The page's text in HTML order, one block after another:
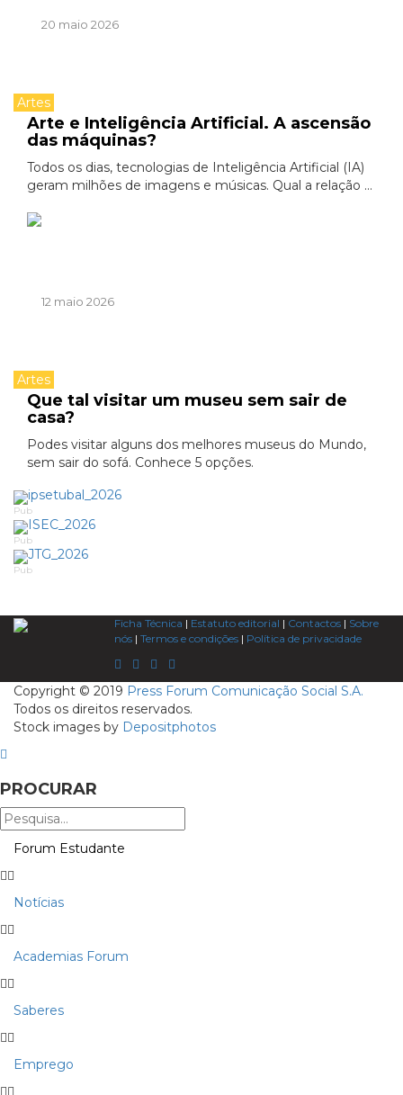
Artes
20 maio 2026
Arte e Inteligência Artificial. A ascensão
das máquinas?
Todos os dias, tecnologias de Inteligência Artificial (IA)
geram milhões de imagens e músicas. Qual a relação ...
Artes
12 maio 2026
Que tal visitar um museu sem sair de
casa?
Podes visitar alguns dos melhores museus do Mundo,
sem sair do sofá. Conhece 5 opções.
Pub
Pub
Pub
Ficha Técnica | Estatuto editorial | Contactos | Sobre
nós | Termos e condições | Política de privacidade
Copyright © 2019 Press Forum Comunicação Social S.A.
Todos os direitos reservados.
Stock images by Depositphotos
PROCURAR
Forum Estudante
Notícias
Academias Forum
Saberes
Emprego